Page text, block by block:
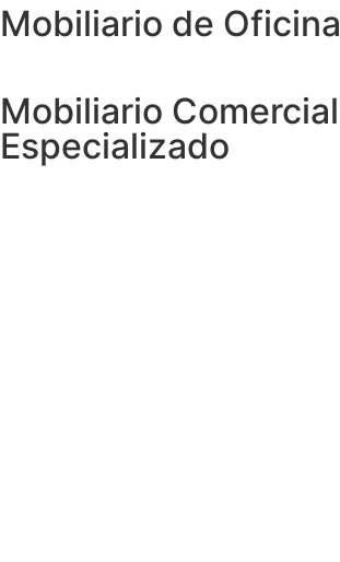
Mobiliario de Oficina
Mobiliario Comercial
Especializado